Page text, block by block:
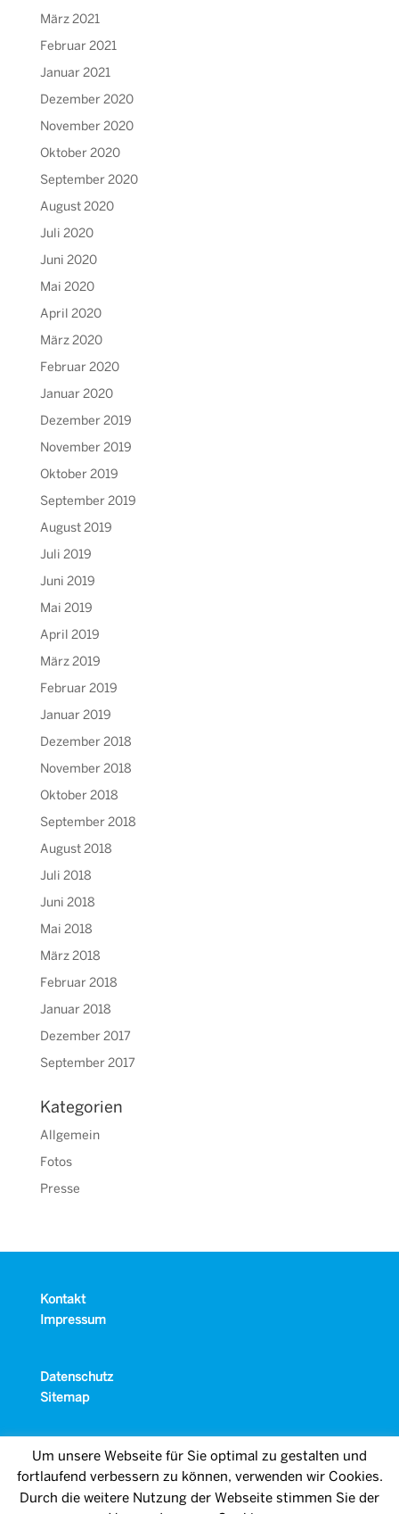
März 2021
Februar 2021
Januar 2021
Dezember 2020
November 2020
Oktober 2020
September 2020
August 2020
Juli 2020
Juni 2020
Mai 2020
April 2020
März 2020
Februar 2020
Januar 2020
Dezember 2019
November 2019
Oktober 2019
September 2019
August 2019
Juli 2019
Juni 2019
Mai 2019
April 2019
März 2019
Februar 2019
Januar 2019
Dezember 2018
November 2018
Oktober 2018
September 2018
August 2018
Juli 2018
Juni 2018
Mai 2018
März 2018
Februar 2018
Januar 2018
Dezember 2017
September 2017
Kategorien
Allgemein
Fotos
Presse
Kontakt
Impressum
Datenschutz
Sitemap
Um unsere Webseite für Sie optimal zu gestalten und
fortlaufend verbessern zu können, verwenden wir Cookies.
Durch die weitere Nutzung der Webseite stimmen Sie der